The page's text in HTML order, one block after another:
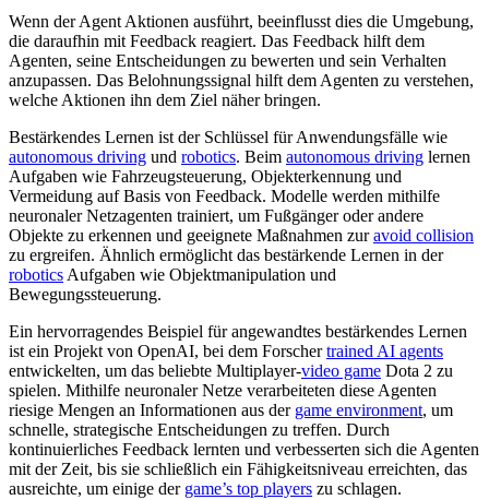
Wenn der Agent Aktionen ausführt, beeinflusst dies die Umgebung,
die daraufhin mit Feedback reagiert. Das Feedback hilft dem
Agenten, seine Entscheidungen zu bewerten und sein Verhalten
anzupassen. Das Belohnungssignal hilft dem Agenten zu verstehen,
welche Aktionen ihn dem Ziel näher bringen.
Bestärkendes Lernen ist der Schlüssel für Anwendungsfälle wie
autonomous driving und robotics. Beim autonomous driving lernen
Aufgaben wie Fahrzeugsteuerung, Objekterkennung und
Vermeidung auf Basis von Feedback. Modelle werden mithilfe
neuronaler Netzagenten trainiert, um Fußgänger oder andere
Objekte zu erkennen und geeignete Maßnahmen zuravoid collision
zu ergreifen. Ähnlich ermöglicht das bestärkende Lernen in der
robotics Aufgaben wie Objektmanipulation und
Bewegungssteuerung.
Ein hervorragendes Beispiel für angewandtes bestärkendes Lernen
ist ein Projekt von OpenAI, bei dem Forschertrained AI agents
entwickelten, um das beliebte Multiplayer-video game Dota 2 zu
spielen. Mithilfe neuronaler Netze verarbeiteten diese Agenten
riesige Mengen an Informationen aus der game environment, um
schnelle, strategische Entscheidungen zu treffen. Durch
kontinuierliches Feedback lernten und verbesserten sich die Agenten
mit der Zeit, bis sie schließlich ein Fähigkeitsniveau erreichten, das
ausreichte, um einige der game’s top players zu schlagen.